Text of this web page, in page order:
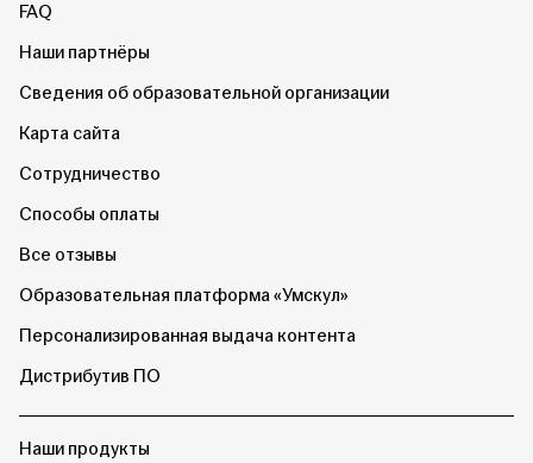
FAQ
Наши партнёры
Сведения об образовательной организации
Карта сайта
Сотрудничество
Способы оплаты
Все отзывы
Образовательная платформа «Умскул»
Персонализированная выдача контента
Дистрибутив ПО
Наши продукты